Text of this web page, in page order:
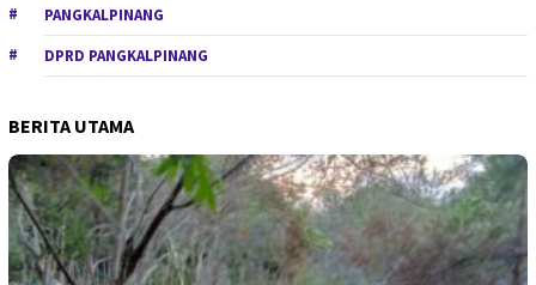
PANGKALPINANG
DPRD PANGKALPINANG
BERITA UTAMA